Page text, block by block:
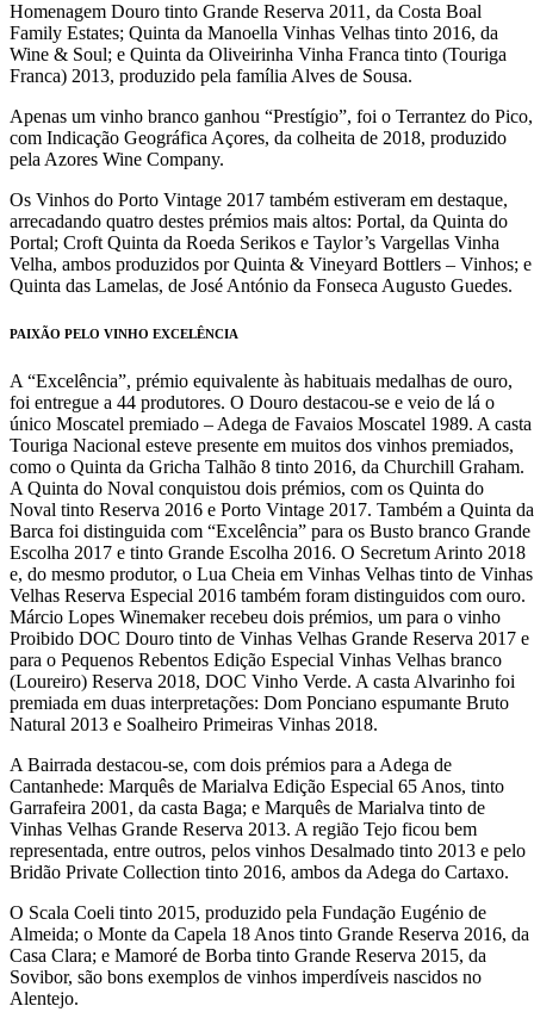
Homenagem Douro tinto Grande Reserva 2011, da Costa Boal
Family Estates; Quinta da Manoella Vinhas Velhas tinto 2016, da
Wine & Soul; e Quinta da Oliveirinha Vinha Franca tinto (Touriga
Franca) 2013, produzido pela família Alves de Sousa.
Apenas um vinho branco ganhou “Prestígio”, foi o Terrantez do Pico,
com Indicação Geográfica Açores, da colheita de 2018, produzido
pela Azores Wine Company.
Os Vinhos do Porto Vintage 2017 também estiveram em destaque,
arrecadando quatro destes prémios mais altos: Portal, da Quinta do
Portal; Croft Quinta da Roeda Serikos e Taylor’s Vargellas Vinha
Velha, ambos produzidos por Quinta & Vineyard Bottlers – Vinhos; e
Quinta das Lamelas, de José António da Fonseca Augusto Guedes.
PAIXÃO PELO VINHO EXCELÊNCIA
A “Excelência”, prémio equivalente às habituais medalhas de ouro,
foi entregue a 44 produtores. O Douro destacou-se e veio de lá o
único Moscatel premiado – Adega de Favaios Moscatel 1989. A casta
Touriga Nacional esteve presente em muitos dos vinhos premiados,
como o Quinta da Gricha Talhão 8 tinto 2016, da Churchill Graham.
A Quinta do Noval conquistou dois prémios, com os Quinta do
Noval tinto Reserva 2016 e Porto Vintage 2017. Também a Quinta da
Barca foi distinguida com “Excelência” para os Busto branco Grande
Escolha 2017 e tinto Grande Escolha 2016. O Secretum Arinto 2018
e, do mesmo produtor, o Lua Cheia em Vinhas Velhas tinto de Vinhas
Velhas Reserva Especial 2016 também foram distinguidos com ouro.
Márcio Lopes Winemaker recebeu dois prémios, um para o vinho
Proibido DOC Douro tinto de Vinhas Velhas Grande Reserva 2017 e
para o Pequenos Rebentos Edição Especial Vinhas Velhas branco
(Loureiro) Reserva 2018, DOC Vinho Verde. A casta Alvarinho foi
premiada em duas interpretações: Dom Ponciano espumante Bruto
Natural 2013 e Soalheiro Primeiras Vinhas 2018.
A Bairrada destacou-se, com dois prémios para a Adega de
Cantanhede: Marquês de Marialva Edição Especial 65 Anos, tinto
Garrafeira 2001, da casta Baga; e Marquês de Marialva tinto de
Vinhas Velhas Grande Reserva 2013. A região Tejo ficou bem
representada, entre outros, pelos vinhos Desalmado tinto 2013 e pelo
Bridão Private Collection tinto 2016, ambos da Adega do Cartaxo.
O Scala Coeli tinto 2015, produzido pela Fundação Eugénio de
Almeida; o Monte da Capela 18 Anos tinto Grande Reserva 2016, da
Casa Clara; e Mamoré de Borba tinto Grande Reserva 2015, da
Sovibor, são bons exemplos de vinhos imperdíveis nascidos no
Alentejo.